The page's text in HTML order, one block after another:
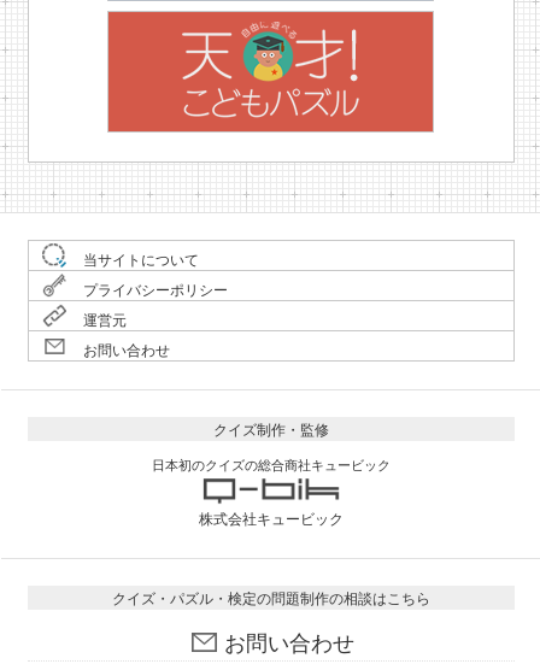
当サイトについて
プライバシーポリシー
運営元
お問い合わせ
クイズ制作・監修
日本初のクイズの総合商社キュービック
株式会社キュービック
クイズ・パズル・検定の問題制作の相談はこちら
お問い合わせ